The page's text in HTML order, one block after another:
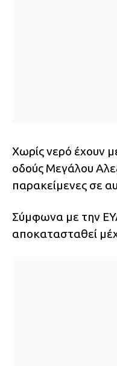
Χωρίς νερό έχουν
οδούς Μεγάλου
παρακείμενες σε
Σύμφωνα με την
αποκατασταθεί